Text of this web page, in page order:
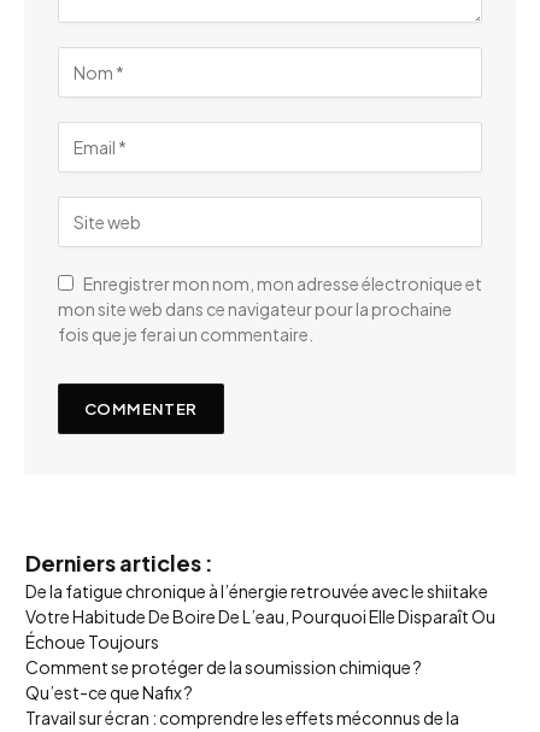
Enregistrer mon nom, mon adresse électronique et
mon site web dans ce navigateur pour la prochaine
fois que je ferai un commentaire.
Derniers articles :
De la fatigue chronique à l’énergie retrouvée avec le shiitake
Votre Habitude De Boire De L’eau, Pourquoi Elle Disparaît Ou
Échoue Toujours
Comment se protéger de la soumission chimique ?
Qu’est-ce que Nafix ?
Travail sur écran : comprendre les effets méconnus de la